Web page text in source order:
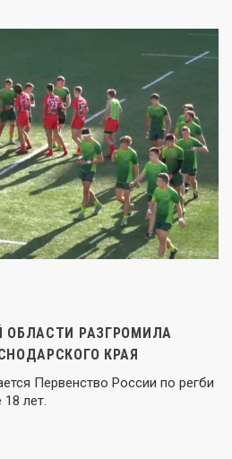
ОБЛАСТИ РАЗГРОМИЛА
КРАЯ
Первенство России по регби
лет.